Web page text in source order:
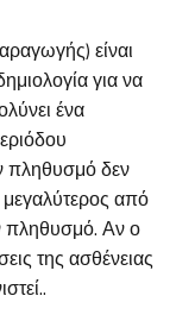
είναι
για να
ένα
πληθυσμό δεν
μεγαλύτερος από
πληθυσμό. Αν ο
της ασθένειας